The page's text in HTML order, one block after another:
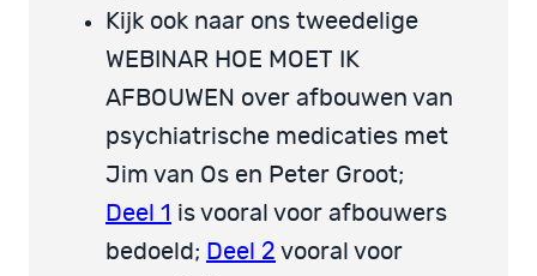
Kijk ook naar ons tweedelige
WEBINAR HOE MOET IK
AFBOUWEN over afbouwen van
psychiatrische medicaties met
Jim van Os en Peter Groot;
Deel 1 is vooral voor afbouwers
bedoeld; Deel 2 vooral voor